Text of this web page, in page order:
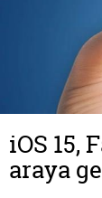
iOS 15,
araya